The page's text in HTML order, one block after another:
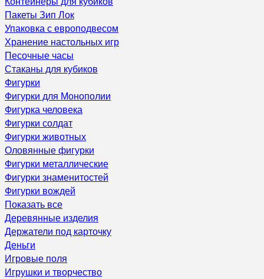
Пакеты Зип Лок
Упаковка с европодвесом
Хранение настольных игр
Песочные часы
Стаканы для кубиков
Фигурки
Фигурки для Монополии
Фигурка человека
Фигурки солдат
Фигурки животных
Оловянные фигурки
Фигурки металлические
Фигурки знаменитостей
Фигурки вождей
Показать все
Деревянные изделия
Держатели под карточку
Деньги
Игровые поля
Игрушки и творчество